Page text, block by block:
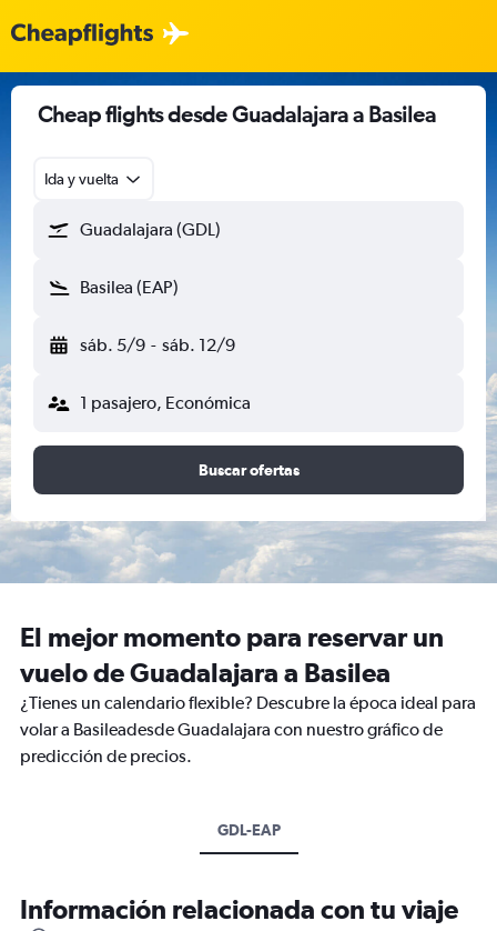
Cheap flights desde Guadalajara a Basilea
Ida y vuelta
Guadalajara (GDL)
Basilea (EAP)
sáb. 5/9 - sáb. 12/9
1 pasajero, Económica
Buscar ofertas
El mejor momento para reservar un
vuelo de Guadalajara a Basilea
¿Tienes un calendario flexible? Descubre la época ideal para
volar a Basileadesde Guadalajara con nuestro gráfico de
predicción de precios.
GDL-EAP
Información relacionada con tu viaje